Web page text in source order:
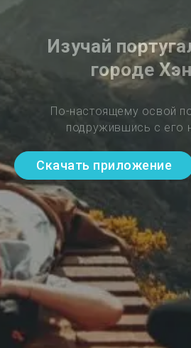
Изучай
городе
По-настоящему освой
подружившись с его
Скачать приложение